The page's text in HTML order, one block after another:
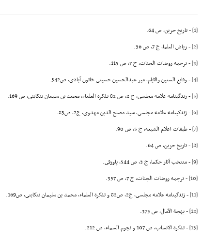
[1] - تاریخ حزین، ص 64.
[2] - ریاض العلما، ج 7، ص 36.
[3] - ترجمه روضات الجنات، ج 7، ص 115.
[4] - وقایع السنین والایام، میر عبدالحسین حسینى خاتون آبادى، ص542.
[5] - زندگینامه علامه مجلسى، ج 2، ص 82 تذکرة العلماء، محمد بن سلیمان تنکابنى، ص 169.
[6] - زندگینامه علامه مجلسى، سید مصلح الدین مهدوى، ج2، ص83.
[7] - طبقات اعلام الشیعه، ج 5، ص 90.
[8] - تاریخ حزین، ص 64.
[9] - منتخب آثار حکما، ج 3، ص 544، پاورقى.
[10]
- ترجمه روضات الجنات، ج 7، ص 357.
[11]
- زندگینامه علامه مجلسى، ج2، ص82 و تذکرة العلماء، محمد بن سلیمان تنکابنى، ص169.
[12]
- بهجة الآمال، ص 375.
[13]
- تذکرة الانساب، ص 107 و نجوم السماء، ص 212.